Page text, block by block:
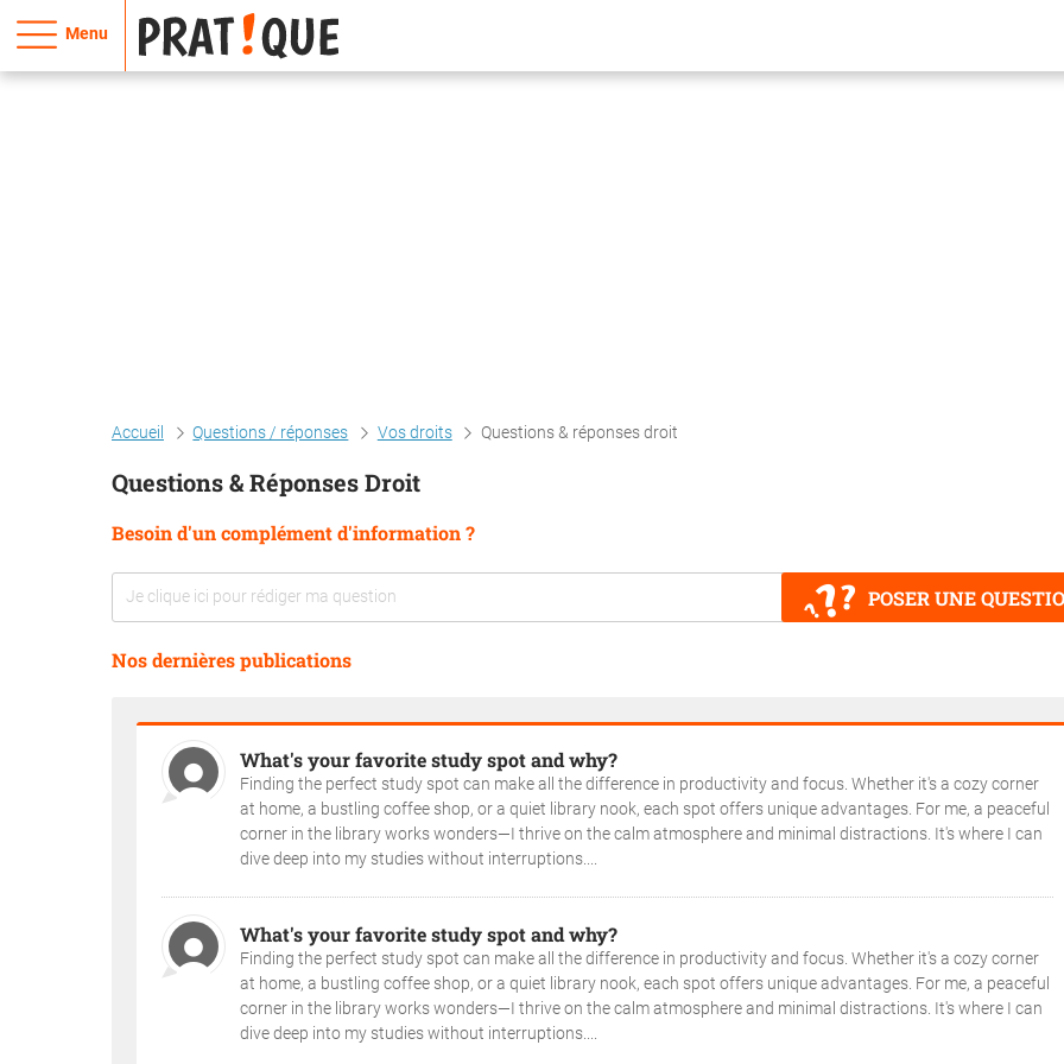
Menu
Accueil Questions / réponses Vos droits Questions & réponses droit
Questions & Réponses Droit
Besoin d'un complément d'information ?
POSER UNE
Nos dernières publications
What's your favorite study spot and why?
Finding the perfect study spot can make all the difference in productivity and focus. Whether it's a cozy corner
at home, a bustling coffee shop, or a quiet library nook, each spot offers unique advantages. For me, a peaceful
corner in the library works wonders—I thrive on the calm atmosphere and minimal distractions. It's where I can
dive deep into my studies without interruptions....
What's your favorite study spot and why?
Finding the perfect study spot can make all the difference in productivity and focus. Whether it's a cozy corner
at home, a bustling coffee shop, or a quiet library nook, each spot offers unique advantages. For me, a peaceful
corner in the library works wonders—I thrive on the calm atmosphere and minimal distractions. It's where I can
dive deep into my studies without interruptions....